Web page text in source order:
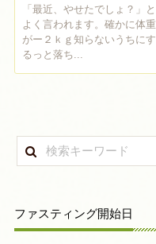
「最近、やせたでしょ？」と
よく言われます。確かに体重
がー２ｋｇ知らないうちにす
るっと落ち...
ファスティング開始日